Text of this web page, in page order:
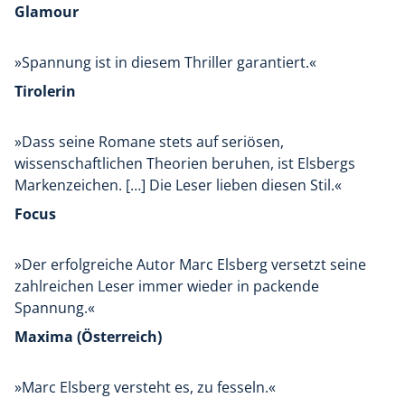
Glamour
»Spannung ist in diesem Thriller garantiert.«
Tirolerin
»Dass seine Romane stets auf seriösen,
wissenschaftlichen Theorien beruhen, ist Elsbergs
Markenzeichen. […] Die Leser lieben diesen Stil.«
Focus
»Der erfolgreiche Autor Marc Elsberg versetzt seine
zahlreichen Leser immer wieder in packende
Spannung.«
Maxima (Österreich)
»Marc Elsberg versteht es, zu fesseln.«